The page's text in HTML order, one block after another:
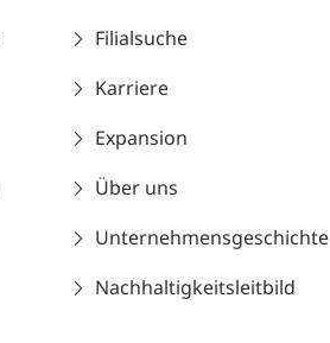
Filialsuche
Karriere
Expansion
Über uns
Unternehmensgeschichte
Nachhaltigkeitsleitbild